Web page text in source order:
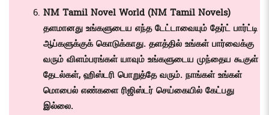
NM Tamil Novel World (NM Tamil Novels)
தளமானது உங்களுடைய எந்த டேட்டாவையும் தேர்ட் பார்ட்டி
ஆப்களுக்குக் கொடுக்காது. தளத்தில் உங்கள் பார்வைக்கு
வரும் விளம்பரங்கள் யாவும் உங்களுடைய முந்தைய கூகுள்
தேடல்கள், ஹிஸ்டரி பொறுத்தே வரும். நாங்கள் உங்கள்
மொபைல் எண்களை ரிஜிஸ்டர் செய்கையில் கேட்பது
இல்லை.